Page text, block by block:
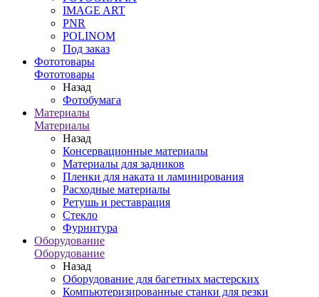
IMAGE ART
PNR
POLINOM
Под заказ
Фототовары
Фототовары
Назад
Фотобумага
Материалы
Материалы
Назад
Консервационные материалы
Материалы для задников
Пленки для наката и ламинирования
Расходные материалы
Ретушь и реставрация
Стекло
Фурнитура
Оборудование
Оборудование
Назад
Оборудование для багетных мастерских
Компьютеризированные станки для резки